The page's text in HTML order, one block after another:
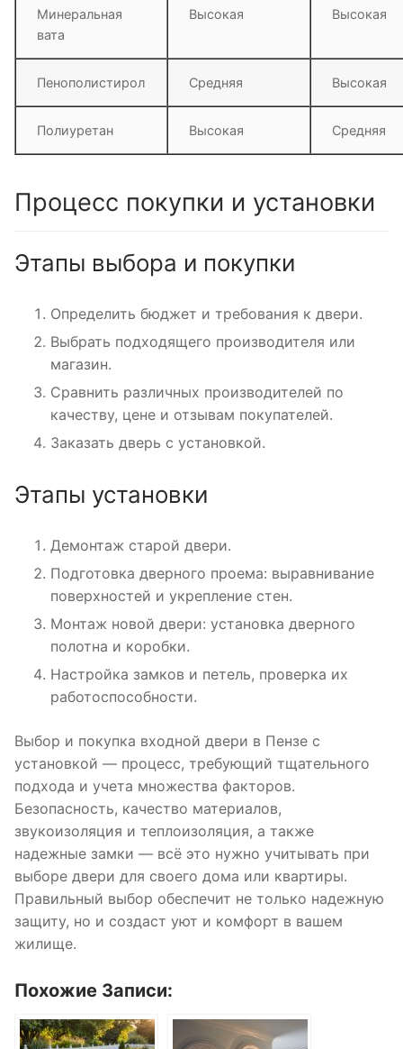
Минеральная
вата
Высокая Высокая
Пенополистирол Средняя Высокая
Полиуретан Высокая Средняя
Процесс покупки и установки
Этапы выбора и покупки
Определить бюджет и требования к двери.
Выбрать подходящего производителя или
магазин.
Сравнить различных производителей по
качеству, цене и отзывам покупателей.
Заказать дверь с установкой.
Этапы установки
Демонтаж старой двери.
Подготовка дверного проема: выравнивание
поверхностей и укрепление стен.
Монтаж новой двери: установка дверного
полотна и коробки.
Настройка замков и петель, проверка их
работоспособности.
Выбор и покупка входной двери в Пензе с
установкой — процесс, требующий тщательного
подхода и учета множества факторов.
Безопасность, качество материалов,
звукоизоляция и теплоизоляция, а также
надежные замки — всё это нужно учитывать при
выборе двери для своего дома или квартиры.
Правильный выбор обеспечит не только надежную
защиту, но и создаст уют и комфорт в вашем
жилище.
Похожие Записи: